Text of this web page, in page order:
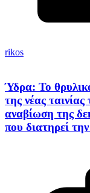
rikos
Ύδρα: Το
της νέας
αναβίωση της
που διατηρεί